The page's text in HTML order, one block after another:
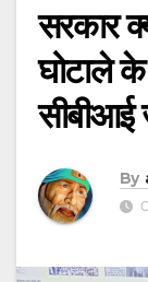
सरकार
घोटाले के
सीबीआई
By